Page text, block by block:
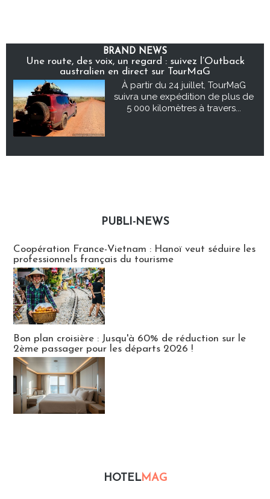
BRAND NEWS
Une route, des voix, un regard : suivez l’Outback
australien en direct sur TourMaG
À partir du 24 juillet, TourMaG
suivra une expédition de plus de
5 000 kilomètres à travers...
PUBLI-NEWS
Coopération France-Vietnam : Hanoï veut séduire les
professionnels français du tourisme
Bon plan croisière : Jusqu'à 60% de réduction sur le
2ème passager pour les départs 2026 !
HOTELMAG